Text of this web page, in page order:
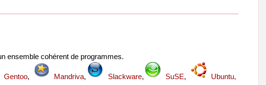
ensemble cohérent de programmes.
Gentoo, Mandriva, Slackware, SuSE, Ubuntu,